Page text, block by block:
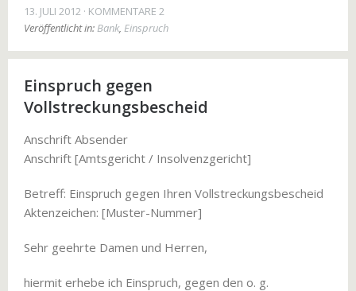
13. JULI 2012 KOMMENTARE 2
Veröffentlicht in:Bank, Einspruch
Einspruch gegen
Vollstreckungsbescheid
Anschrift Absender
Anschrift [Amtsgericht / Insolvenzgericht]
Betreff: Einspruch gegen Ihren Vollstreckungsbescheid
Aktenzeichen: [Muster-Nummer]
Sehr geehrte Damen und Herren,
hiermit erhebe ich Einspruch, gegen den o. g.